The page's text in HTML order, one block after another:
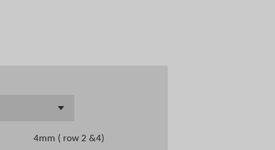
4mm ( row 2 &4)